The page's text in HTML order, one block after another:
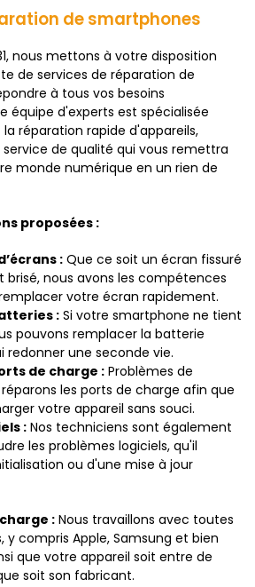
de smartphones
nous mettons à votre disposition
de services de réparation de
à tous vos besoins
équipe d'experts est spécialisée
réparation rapide d'appareils,
de qualité qui vous remettra
monde numérique en un rien de
proposées :
: Que ce soit un écran fissuré
nous avons les compétences
votre écran rapidement.
: Si votre smartphone ne tient
pouvons remplacer la batterie
redonner une seconde vie.
de charge :Problèmes de
les ports de charge afin que
votre appareil sans souci.
: Nos techniciens sont également
les problèmes logiciels, qu'il
ou d'une mise à jour
: Nous travaillons avec toutes
y compris Apple, Samsung et bien
que votre appareil soit entre de
soit son fabricant.